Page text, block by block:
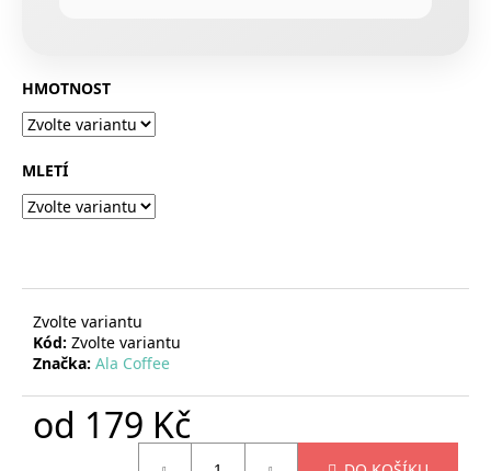
HMOTNOST
MLETÍ
Zvolte variantu
Kód: Zvolte variantu
Značka: Ala Coffee
od 179 Kč